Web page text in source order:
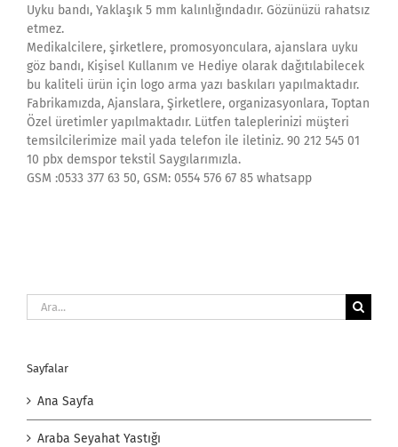
Uyku bandı, Yaklaşık 5 mm kalınlığındadır. Gözünüzü rahatsız
etmez.
Medikalcilere, şirketlere, promosyonculara, ajanslara uyku
göz bandı, Kişisel Kullanım ve Hediye olarak dağıtılabilecek
bu kaliteli ürün için logo arma yazı baskıları yapılmaktadır.
Fabrikamızda, Ajanslara, Şirketlere, organizasyonlara, Toptan
Özel üretimler yapılmaktadır. Lütfen taleplerinizi müşteri
temsilcilerimize mail yada telefon ile iletiniz. 90 212 545 01
10 pbx demspor tekstil Saygılarımızla.
GSM :0533 377 63 50, GSM: 0554 576 67 85 whatsapp
Ara:
Sayfalar
Ana Sayfa
Araba Seyahat Yastığı